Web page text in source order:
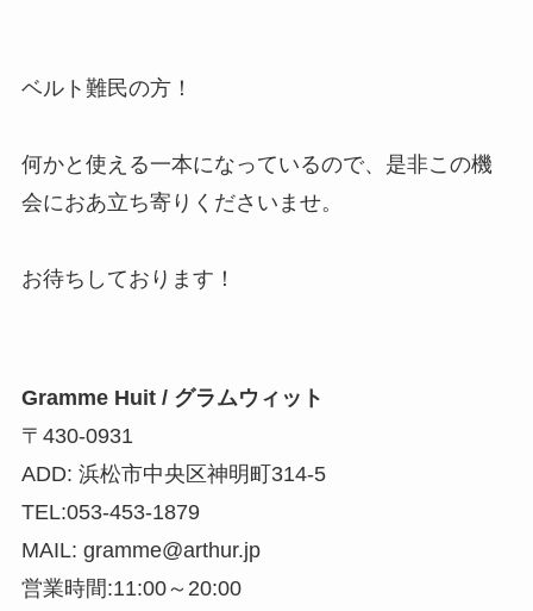
ベルト難民の方！
何かと使える一本になっているので、是非この機
会におあ立ち寄りくださいませ。
お待ちしております！
Gramme Huit / グラムウィット
〒430-0931
ADD: 浜松市中央区神明町314-5
TEL:053-453-1879
MAIL: gramme@arthur.jp
営業時間:11:00～20:00